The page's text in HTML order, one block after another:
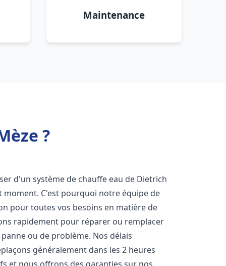
Maintenance
?
d'un système de chauffe eau de Dietrich
C'est pourquoi notre équipe de
pour toutes vos besoins en matière de
rapidement pour réparer ou remplacer
panne ou de problème. Nos délais
généralement dans les 2 heures